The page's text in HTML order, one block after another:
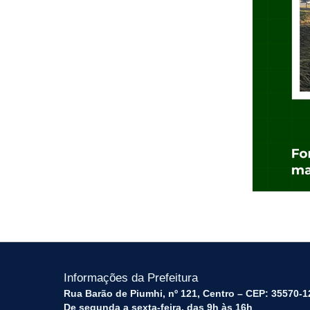
Informações da Prefeitura
Rua Barão de Piumhi, nº 121, Centro – CEP: 35570-
De segunda a sexta-feira, das 9h às 16h